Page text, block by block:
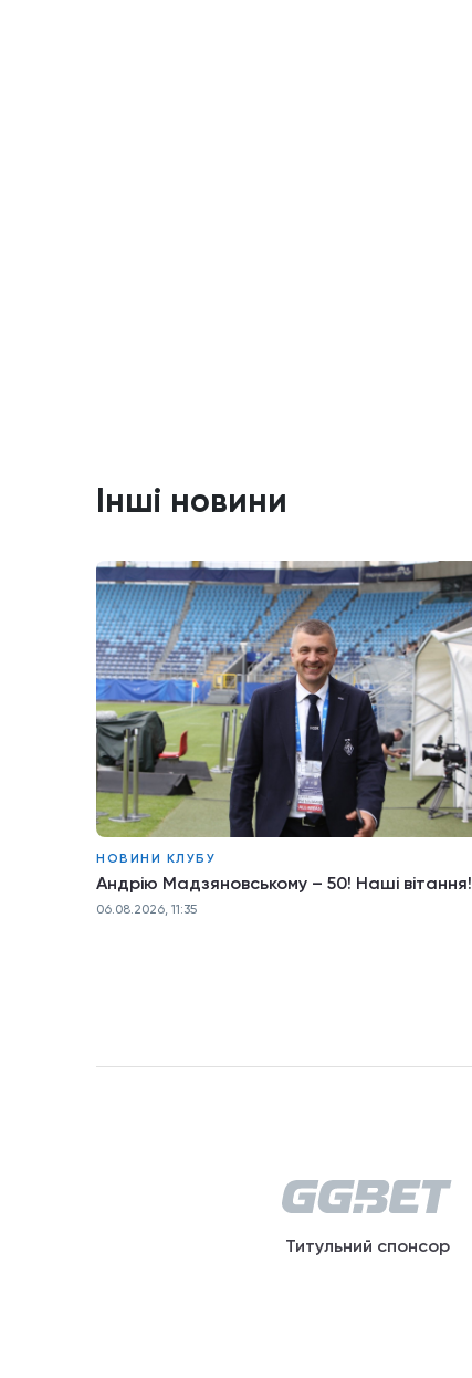
Інші новини
НОВИНИ КЛУБУ
Андрію Мадзяновському – 50! Наші вітання!
06.08.2026, 11:35
Титульний спонсор